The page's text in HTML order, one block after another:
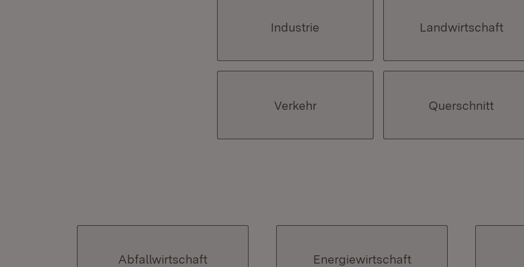
Industrie Landwirtschaft
Verkehr Querschnitt
Abfallwirtschaft Energiewirtschaft